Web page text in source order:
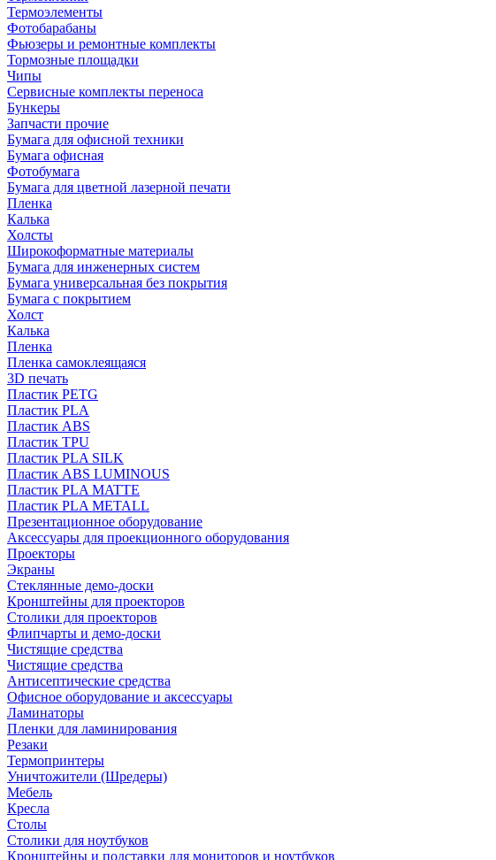
Термоэлементы
Фотобарабаны
Фьюзеры и ремонтные комплекты
Тормозные площадки
Чипы
Сервисные комплекты переноса
Бункеры
Запчасти прочие
Бумага для офисной техники
Бумага офисная
Фотобумага
Бумага для цветной лазерной печати
Пленка
Калька
Холсты
Широкоформатные материалы
Бумага для инженерных систем
Бумага универсальная без покрытия
Бумага с покрытием
Холст
Калька
Пленка
Пленка самоклеящаяся
3D печать
Пластик PETG
Пластик PLA
Пластик ABS
Пластик TPU
Пластик PLA SILK
Пластик ABS LUMINOUS
Пластик PLA MATTE
Пластик PLA METALL
Презентационное оборудование
Аксессуары для проекционного оборудования
Проекторы
Экраны
Стеклянные демо-доски
Кронштейны для проекторов
Столики для проекторов
Флипчарты и демо-доски
Чистящие средства
Чистящие средства
Антисептические средства
Офисное оборудование и аксессуары
Ламинаторы
Пленки для ламинирования
Резаки
Термопринтеры
Уничтожители (Шредеры)
Мебель
Кресла
Столы
Столики для ноутбуков
Кронштейны и подставки для мониторов и ноутбуков